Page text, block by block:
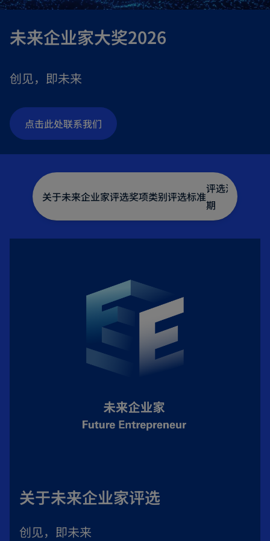
未来企业家大奖2026
创见，即未来
点击此处联系我们
o
p
e
n
s
n
a
关于未来企业家评选奖项类别评选标准
评选流程及
期
关于未来企业家评选
创见，即未来